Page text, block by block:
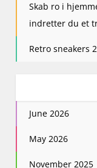
Skab ro i
indretter du et
Retro sneakers
June 2026
May 2026
November 2025